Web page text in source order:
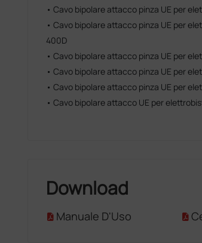
• Cavo bipolare attacco pinza UE per
• Cavo bipolare attacco pinza UE per
400D
• Cavo bipolare attacco pinza UE per
• Cavo bipolare attacco pinza UE per
• Cavo bipolare attacco pinza UE per
• Cavo bipolare attacco UE per
Download
Manuale D'Uso